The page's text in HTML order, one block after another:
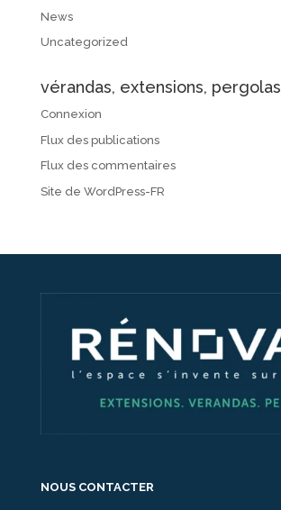
News
Uncategorized
vérandas, extensions, pergolas
Connexion
Flux des publications
Flux des commentaires
Site de WordPress-FR
NOUS CONTACTER